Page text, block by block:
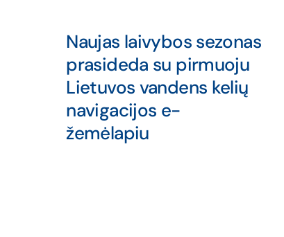
Naujas laivybos sezonas
prasideda su pirmuoju
Lietuvos vandens kelių
navigacijos e-
žemėlapiu